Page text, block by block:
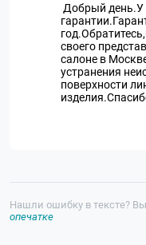
Добрый день.У
своего
салоне в
устранения
поверхности
Нашли ошибку в тексте?
опечатке